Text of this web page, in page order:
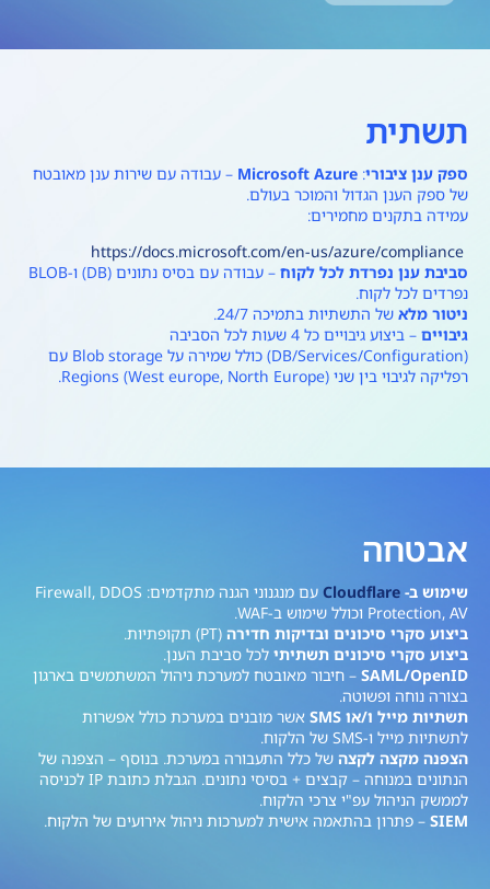
תשתית
ספק ענן ציבורי:
– עבודה עם שירות ענן מאובטח
של ספק הענן הגדול והמוכר בעולם.
עמידה בתקנים מחמירים:
https://docs.microsoft.com/en-us/azure/compliance
סביבת ענן נפרדת לכל לקוח
– עבודה עם בסיס נתונים (DB) ו-BLOB
נפרדים לכל לקוח.
ניטור מלא של התשתיות בתמיכה 24/7.
גיבויים
– ביצוע גיבויים כל 4 שעות לכל הסביבה
(DB/Services/Configuration) כולל שמירה על Blob storage עם
רפליקה לגיבוי בין שני Regions (West europe, North Europe).
אבטחה
שימוש ב- Cloudflare
עם מנגנוני הגנה מתקדמים: Firewall, DDOS
Protection, AV וכולל שימוש ב-WAF.
ביצוע סקרי סיכונים ובדיקות חדירה (PT) תקופתיות.
ביצוע סקרי סיכונים תשתיתי לכל סביבת הענן.
SAML/OpenID – חיבור מאובטח למערכת ניהול המשתמשים בארגון
בצורה נוחה ופשוטה.
תשתיות מייל ו/או SMS
אשר מובנים במערכת כולל אפשרות
לתשתיות מייל ו-SMS של הלקוח.
הצפנה מקצה לקצה של כלל התעבורה במערכת. בנוסף – הצפנה של
הנתונים במנוחה – קבצים + בסיסי נתונים. הגבלת כתובת IP לכניסה
לממשק הניהול עפ"י צרכי הלקוח.
SIEM – פתרון בהתאמה אישית למערכות ניהול אירועים של הלקוח.